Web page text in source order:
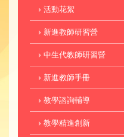
活動花絮
新進教師研習營
中生代教師研習營
新進教師手冊
教學諮詢輔導
教學精進創新